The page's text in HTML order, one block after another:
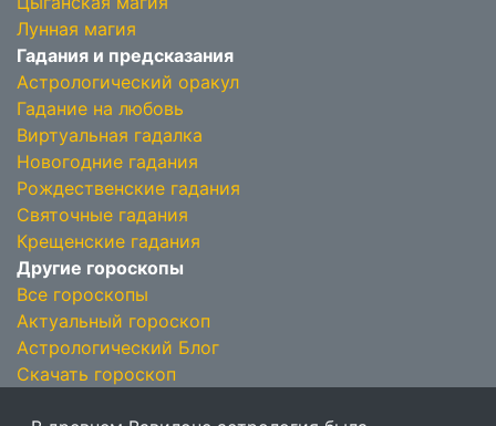
Лунная магия
Гадания и предсказания
Астрологический оракул
Гадание на любовь
Виртуальная гадалка
Новогодние гадания
Рождественские гадания
Святочные гадания
Крещенские гадания
Другие гороскопы
Все гороскопы
Актуальный гороскоп
Астрологический Блог
Скачать гороскоп